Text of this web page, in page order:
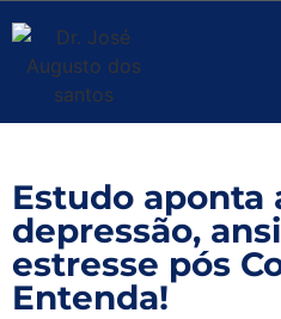
Estudo aponta
depressão,
estresse pós
Entenda!